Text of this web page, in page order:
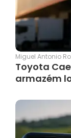
Miguel Antonio
Toyota
armazém